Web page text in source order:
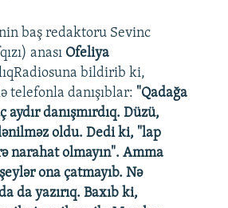
baş redaktoru Sevinc
anası Ofeliya
bildirib ki,
telefonla danışıblar: "Qadağa
danışmırdıq. Düzü,
oldu. Dedi ki, "lap
narahat olmayın". Amma
ona çatmayıb. Nə
da yazırıq. Baxıb ki,